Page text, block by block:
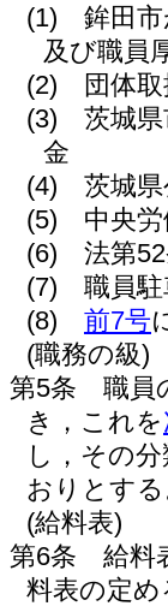
(1)
鉾田
及び職員
(2)
団体
(3)
茨城
金
(4)
茨城
(5)
中央
(6)
法第
(7)
職員
(8)
前7号
(職務の級)
第5条
職員
き，これを
し，その
おりとす
(給料表)
第6条
給料
料表の定